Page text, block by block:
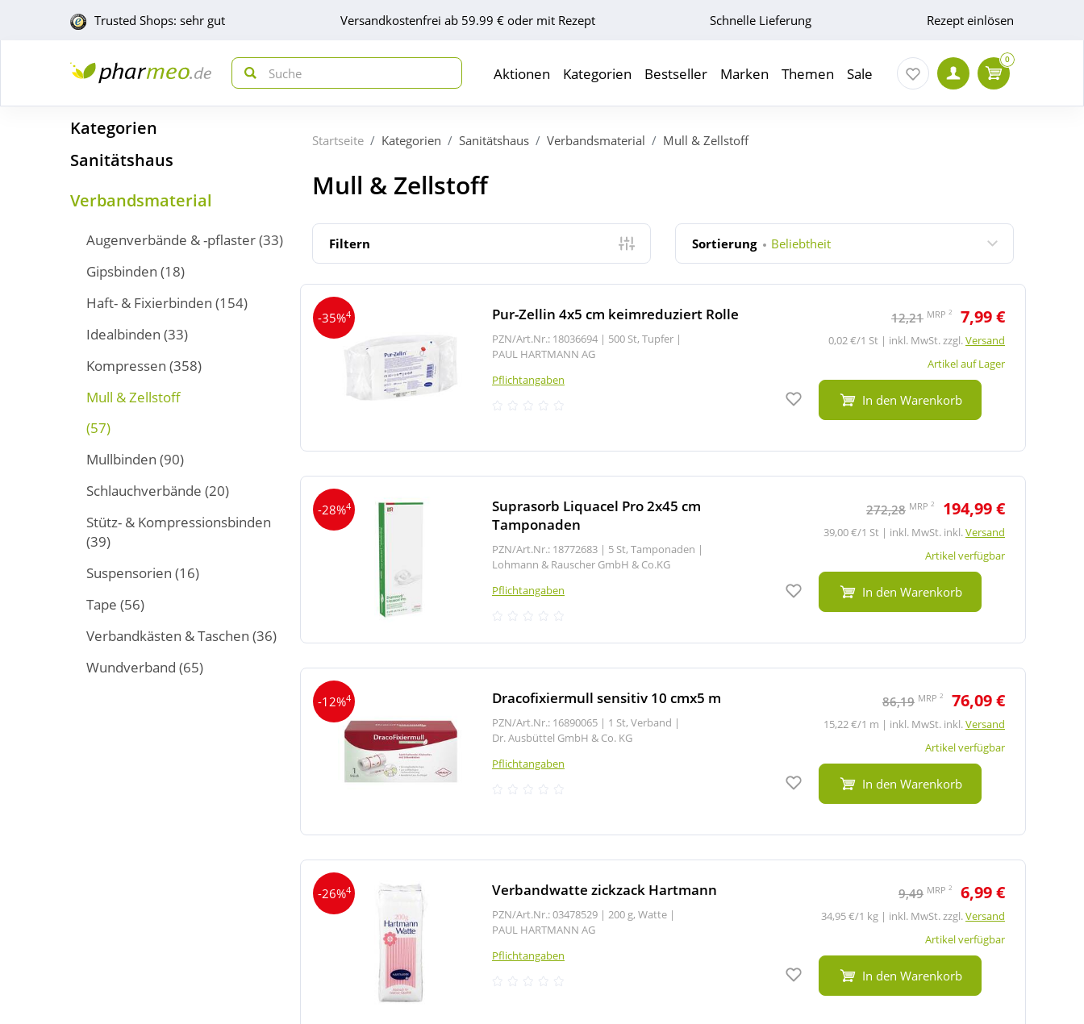
Trusted Shops: sehr gut Versandkostenfrei ab 59.99 € oder mit Rezept Schnelle Lieferung Rezept einlösen
Aktionen Kategorien Bestseller Marken Themen Sale
0
Kategorien
Sanitätshaus
Verbandsmaterial
Augenverbände & -pflaster(33)
Gipsbinden (18)
Haft- & Fixierbinden (154)
Idealbinden (33)
Kompressen (358)
Mull & Zellstoff
(57)
Mullbinden (90)
Schlauchverbände (20)
Stütz- & Kompressionsbinden
(39)
Suspensorien (16)
Tape (56)
Verbandkästen & Taschen (36)
Wundverband (65)
Startseite Kategorien Sanitätshaus Verbandsmaterial Mull & Zellstoff
Mull & Zellstoff
Filtern Sortierung Beliebtheit
-35%4 Pur-Zellin 4x5 cm keimreduziert Rolle
PZN/Art.Nr.: 18036694 | 500 St, Tupfer |
PAUL HARTMANN AG
Pflichtangaben
12,21 MRP 2 7,99 €
0,02 €/1 St | inkl. MwSt. zzgl.Versand
Artikel auf Lager
Auf den Merkzettel
In den Warenkorb
-28%4
Suprasorb Liquacel Pro 2x45 cm
Tamponaden
PZN/Art.Nr.: 18772683 | 5 St, Tamponaden |
Lohmann & Rauscher GmbH & Co.KG
Pflichtangaben
272,28 MRP 2 194,99 €
39,00 €/1 St | inkl. MwSt. inkl.Versand
Artikel verfügbar
Auf den Merkzettel
In den Warenkorb
-12%4 Dracofixiermull sensitiv 10 cmx5 m
PZN/Art.Nr.: 16890065 | 1 St, Verband |
Dr. Ausbüttel GmbH & Co. KG
Pflichtangaben
86,19 MRP 2 76,09 €
15,22 €/1 m | inkl. MwSt. inkl.Versand
Artikel verfügbar
Auf den Merkzettel
In den Warenkorb
-26%4 Verbandwatte zickzack Hartmann
PZN/Art.Nr.: 03478529 | 200 g, Watte |
PAUL HARTMANN AG
Pflichtangaben
9,49 MRP 2 6,99 €
34,95 €/1 kg | inkl. MwSt. zzgl.Versand
Artikel verfügbar
Auf den Merkzettel
In den Warenkorb